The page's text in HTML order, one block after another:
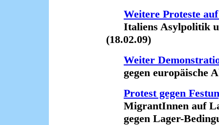
Weitere Proteste
Italiens Asylpolitik
(18.02.09)
Weiter
gegen europäische
Protest gegen
MigrantInnen auf
gegen Lager-